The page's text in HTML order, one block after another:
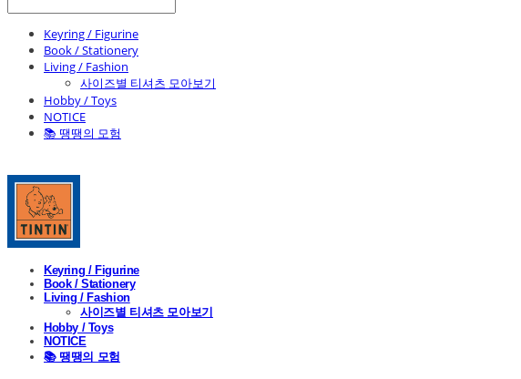
Keyring / Figurine
Book / Stationery
Living / Fashion
사이즈별 티셔츠 모아보기
Hobby / Toys
NOTICE
📚 땡땡의 모험
Keyring / Figurine
Book / Stationery
Living / Fashion
사이즈별 티셔츠 모아보기
Hobby / Toys
NOTICE
📚 땡땡의 모험